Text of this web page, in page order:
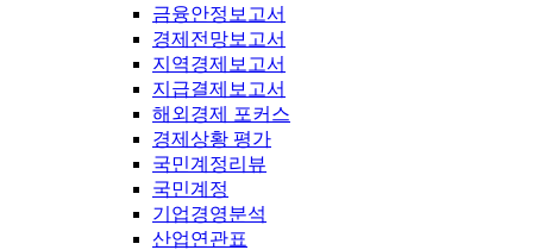
금융안정보고서
경제전망보고서
지역경제보고서
지급결제보고서
해외경제 포커스
경제상황 평가
국민계정리뷰
국민계정
기업경영분석
산업연관표